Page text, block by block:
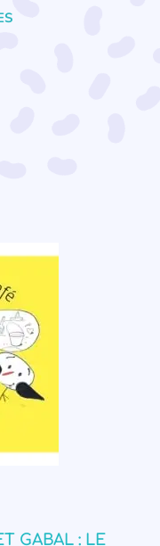
GABAL : LE